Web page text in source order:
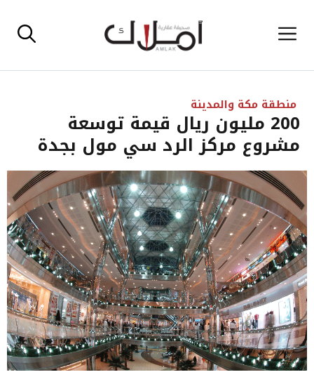
إلى القائمة
منطقة مكة والمدينة
200 مليون ريال قيمة توسعة
مشروع مركز الرد سي مول بجدة